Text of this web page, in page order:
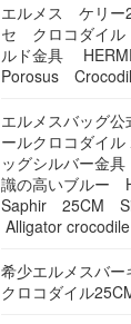
エルメス ケリー
セ クロコダイ
ルド金具
Porosus
エルメスバッグ
ールクロコダイ
ッグシルバー金
識の高いブル
Saphir 25CM
Alligator
希少エルメスバ
クロコダイル